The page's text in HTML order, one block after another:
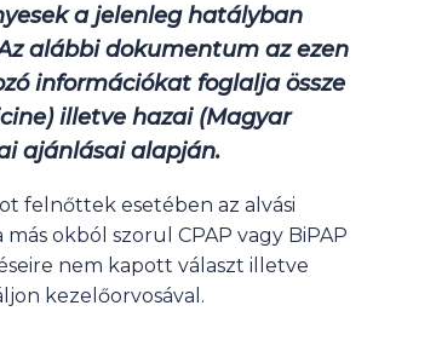
a jelenleg hatályban
alábbi dokumentum az ezen
információkat foglalja össze
illetve hazai (Magyar
ajánlásai alapján.
felnőttek esetében az alvási
okból szorul CPAP vagy BiPAP
nem kapott választ illetve
kezelőorvosával.